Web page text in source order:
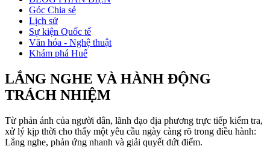
Góc Chia sẻ
Lịch sử
Sự kiện Quốc tế
Văn hóa - Nghệ thuật
Khám phá Huế
LẮNG NGHE VÀ HÀNH ĐỘNG
TRÁCH NHIỆM
Từ phản ánh của người dân, lãnh đạo địa phương trực tiếp kiểm tra,
xử lý kịp thời cho thấy một yêu cầu ngày càng rõ trong điều hành:
Lắng nghe, phản ứng nhanh và giải quyết dứt điểm.